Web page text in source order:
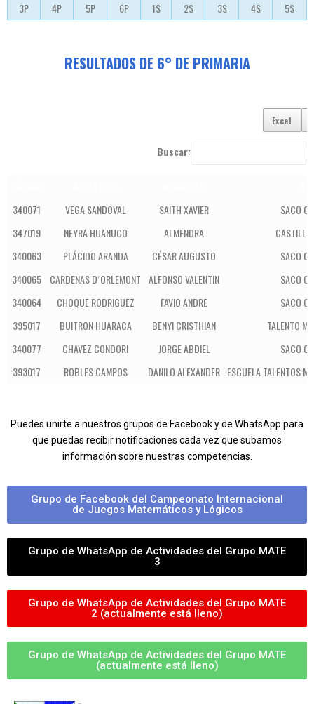
3P 4P 5P 6P 1S 2S 3S 4S 5S
RESULTADOS DE 6° DE PRIMARIA
Excel
Buscar:
340071
VEGA SANDOVAL SAITH XAVIER
SACO
347019
NEYRA HUANUCO ALMENDRA
340063
PLÁCIDO ARANDA CÉSAR AUGUSTO
SACO
340065
CARDENAS D´ORLEMONT ALFONSO VALENTIN
SACO
340064
CHOQUE RODRIGUEZ FAVIO ANDRE
SACO
395017
BUITRON HUARACA BENYI CRISTHIAN
TALENTO
340077
CHAVEZ CONDORI JORGE ABDIEL
SACO
393017
ROBLES CAMPOS DANILO ALEXANDER ESCUELA TALENTOS
Puedes unirte a nuestros grupos de Facebook y de WhatsApp para
que puedas recibir notificaciones cada vez que subamos
información sobre nuestras competencias.
Grupo de Facebook del Campeonato Internacional
de Juegos Matemáticos y Lógicos
Grupo de WhatsApp de Actividades del Grupo MATE
3
Grupo de WhatsApp de Actividades del Grupo MATE
2 (actualmente está lleno)
Grupo de WhatsApp de Actividades del Grupo MATE
(actualmente está lleno)